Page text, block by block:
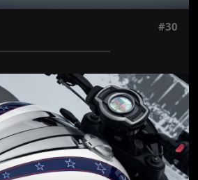
#30
Jön még kép!